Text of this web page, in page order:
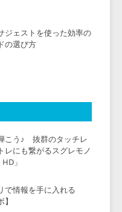
ジェストを使った効率の
の選び方
こう♪ 抜群のタッチレ
レにも繋がるスグレモノ
」
で情報を手に入れる